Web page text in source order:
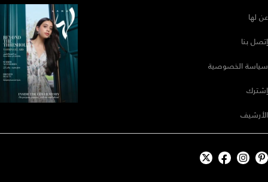
عن لها
إتصل بنا
سياسة الخصوصية
إشترك
الأرشيف